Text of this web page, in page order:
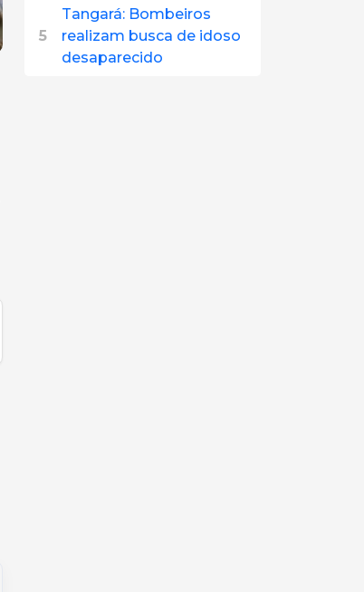
5
Tangará: Bombeiros
realizam busca de idoso
desaparecido